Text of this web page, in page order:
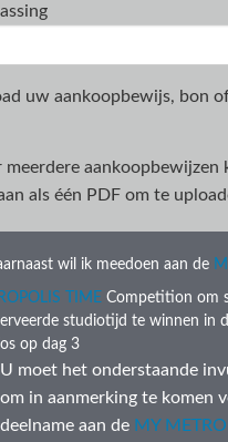
uw aankoopbewijs, bon
meerdere aankoopbewijzen
als één PDF om te
wil ik meedoen aan de
TIMECompetition om
studiotijd te winnen in
op dag 3
U moet het onderstaande
om in aanmerking te komen
deelname aan de MY